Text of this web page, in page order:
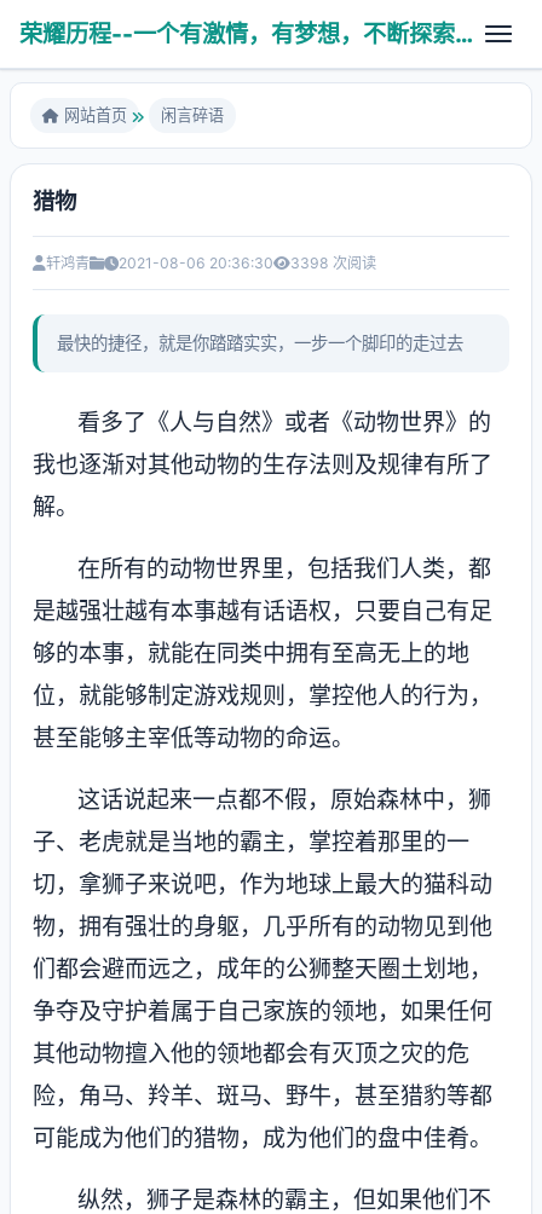
荣耀历程--一个有激情，有梦想，不断探索未知世界的热血青年
故剑情深
养育之恩
八拜之交
风云变幻
医学技术
操作系统
使用工具
网站首页 闲言碎语
猎物
轩鸿青 2021-08-06 20:36:30 3398 次阅读
最快的捷径，就是你踏踏实实，一步一个脚印的走过去
看多了《人与自然》或者《动物世界》的
我也逐渐对其他动物的生存法则及规律有所了
解。
在所有的动物世界里，包括我们人类，都
是越强壮越有本事越有话语权，只要自己有足
够的本事，就能在同类中拥有至高无上的地
位，就能够制定游戏规则，掌控他人的行为，
甚至能够主宰低等动物的命运。
这话说起来一点都不假，原始森林中，狮
子、老虎就是当地的霸主，掌控着那里的一
切，拿狮子来说吧，作为地球上最大的猫科动
物，拥有强壮的身躯，几乎所有的动物见到他
们都会避而远之，成年的公狮整天圈土划地，
争夺及守护着属于自己家族的领地，如果任何
其他动物擅入他的领地都会有灭顶之灾的危
险，角马、羚羊、斑马、野牛，甚至猎豹等都
可能成为他们的猎物，成为他们的盘中佳肴。
纵然，狮子是森林的霸主，但如果他们不